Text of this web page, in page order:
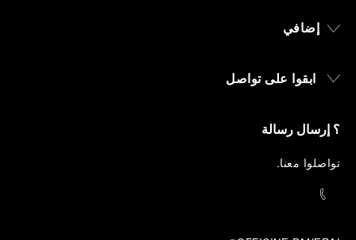
إضافي
ابقوا على تواصل
؟ إرسال رسالة
تواصلوا معنا.